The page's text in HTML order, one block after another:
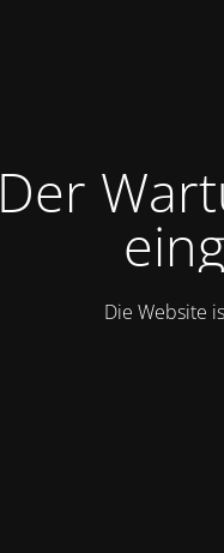
Der
Die Website